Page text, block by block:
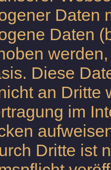
Daten
Daten
Diese
an Dritte
im
Dritte ist